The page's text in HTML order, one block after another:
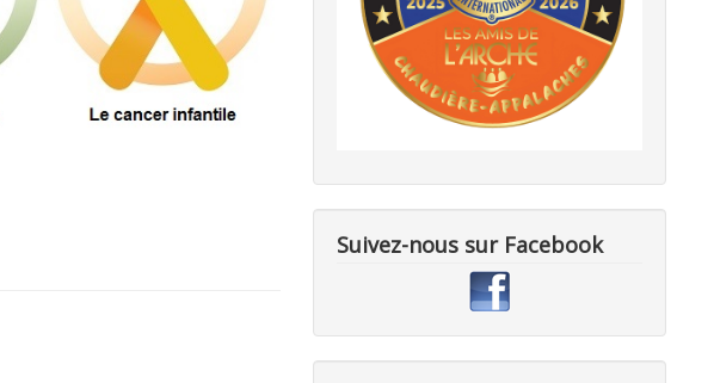
Suivez-nous sur Facebook